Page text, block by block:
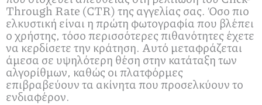
Through Rate (CTR) της αγγελίας σας. Όσο πιο
ελκυστική είναι η πρώτη φωτογραφία που βλέπει
ο χρήστης, τόσο περισσότερες πιθανότητες έχετε
να κερδίσετε την κράτηση. Αυτό μεταφράζεται
άμεσα σε υψηλότερη θέση στην κατάταξη των
αλγορίθμων, καθώς οι πλατφόρμες
επιβραβεύουν τα ακίνητα που προσελκύουν το
ενδιαφέρον.